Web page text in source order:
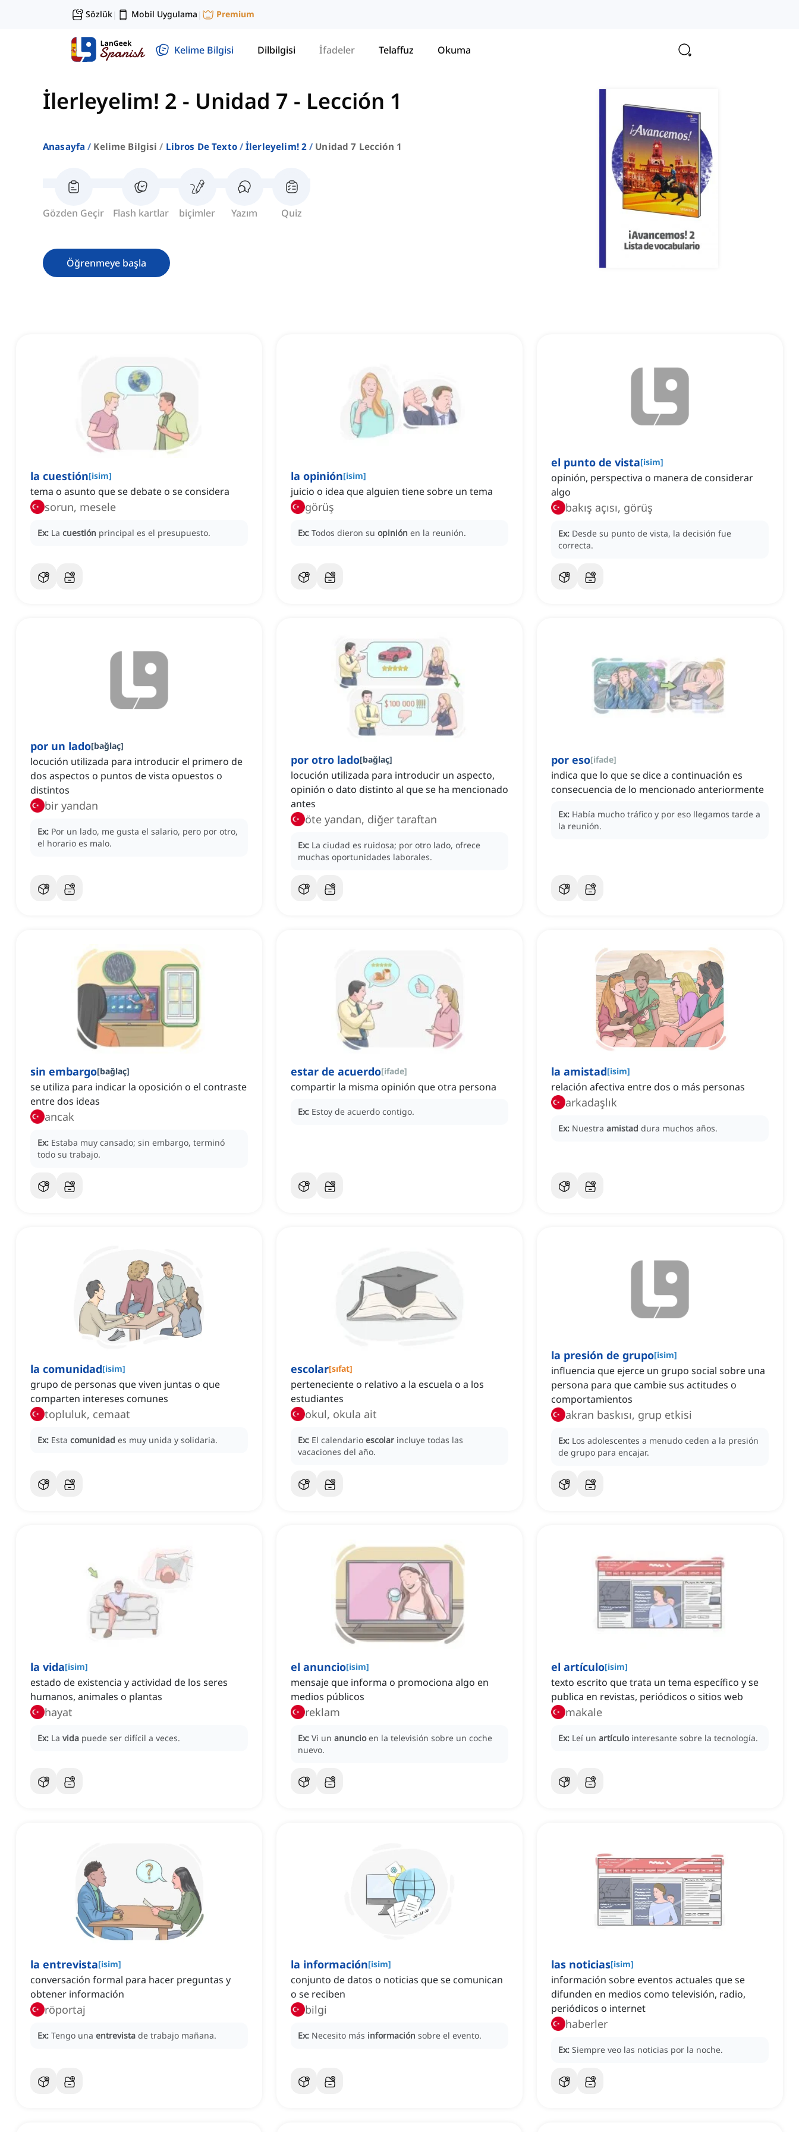
Sözlük| Mobil Uygulama | Premium
Kelime Bilgisi Dilbilgisi İfadeler Telaffuz Okuma
İlerleyelim! 2 - Unidad 7 - Lección 1
Anasayfa Kelime Bilgisi Libros De Texto İlerleyelim! 2 Unidad 7 Lección 1
Gözden Geçir Flash kartlar biçimler Yazım Quiz
Öğrenmeye başla
la cuestión[isim]
tema o asunto que se debate o se considera
sorun, mesele
Ex: La cuestión principal es el presupuesto.
la opinión[isim]
juicio o idea que alguien tiene sobre un tema
görüş
Ex: Todos dieron su opinión en la reunión.
el punto de vista[isim]
opinión, perspectiva o manera de considerar
algo
bakış açısı, görüş
Ex: Desde su punto de vista, la decisión fue
correcta.
por un lado[bağlaç]
locución utilizada para introducir el primero de
dos aspectos o puntos de vista opuestos o
distintos
bir yandan
Ex: Por un lado, me gusta el salario, pero por otro,
el horario es malo.
por otro lado[bağlaç]
locución utilizada para introducir un aspecto,
opinión o dato distinto al que se ha mencionado
antes
öte yandan, diğer taraftan
Ex: La ciudad es ruidosa; por otro lado, ofrece
muchas oportunidades laborales.
por eso[ifade]
indica que lo que se dice a continuación es
consecuencia de lo mencionado anteriormente
Ex: Había mucho tráfico y por eso llegamos tarde a
la reunión.
sin embargo[bağlaç]
se utiliza para indicar la oposición o el contraste
entre dos ideas
ancak
Ex: Estaba muy cansado; sin embargo, terminó
todo su trabajo.
estar de acuerdo[ifade]
compartir la misma opinión que otra persona
Ex: Estoy de acuerdo contigo.
la amistad[isim]
relación afectiva entre dos o más personas
arkadaşlık
Ex: Nuestra amistad dura muchos años.
la comunidad[isim]
grupo de personas que viven juntas o que
comparten intereses comunes
topluluk, cemaat
Ex: Esta comunidad es muy unida y solidaria.
escolar[sıfat]
perteneciente o relativo a la escuela o a los
estudiantes
okul, okula ait
Ex: El calendario escolar incluye todas las
vacaciones del año.
la presión de grupo[isim]
influencia que ejerce un grupo social sobre una
persona para que cambie sus actitudes o
comportamientos
akran baskısı, grup etkisi
Ex: Los adolescentes a menudo ceden a la presión
de grupo para encajar.
la vida[isim]
estado de existencia y actividad de los seres
humanos, animales o plantas
hayat
Ex: La vida puede ser difícil a veces.
el anuncio[isim]
mensaje que informa o promociona algo en
medios públicos
reklam
Ex: Vi un anuncio en la televisión sobre un coche
nuevo.
el artículo[isim]
texto escrito que trata un tema específico y se
publica en revistas, periódicos o sitios web
makale
Ex: Leí un artículo interesante sobre la tecnología.
la entrevista[isim]
conversación formal para hacer preguntas y
obtener información
röportaj
Ex: Tengo una entrevista de trabajo mañana.
la información[isim]
conjunto de datos o noticias que se comunican
o se reciben
bilgi
Ex: Necesito más información sobre el evento.
las noticias[isim]
información sobre eventos actuales que se
difunden en medios como televisión, radio,
periódicos o internet
haberler
Ex: Siempre veo las noticias por la noche.